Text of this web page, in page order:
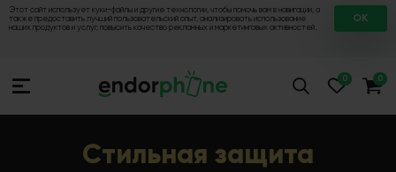
Этот сайт использует куки-файлы и другие технологии, чтобы помочь вам в навигации, а
также предоставить лучший пользовательский опыт, анализировать использование
наших продуктов и услуг, повысить качество рекламных и маркетинговых активностей.
OK
Стильная защита